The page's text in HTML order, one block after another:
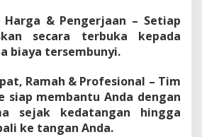
Harga & Pengerjaan – Setiap
secara terbuka kepada
biaya tersembunyi.
Ramah & Profesional – Tim
siap membantu Anda dengan
sejak kedatangan hingga
ke tangan Anda.